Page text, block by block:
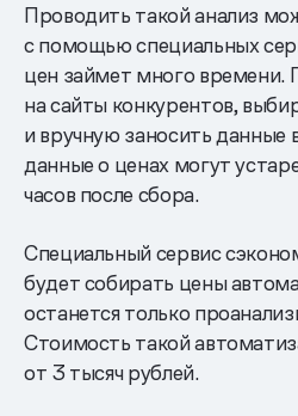
Проводить такой анализ
с помощью специальных
цен займет много времени.
на сайты конкурентов,
и вручную заносить данные
данные о ценах могут
часов после сбора.
Специальный сервис
будет собирать цены
останется только
Стоимость такой
от 3 тысяч рублей.